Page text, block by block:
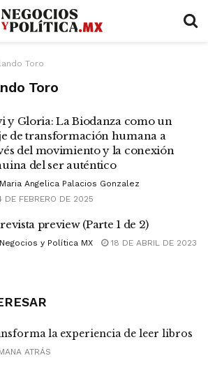
Toro
Toro
y Gloria: La Biodanza como un
de transformación humana a
del movimiento y la conexión
del ser auténtico
Maria Angelica Palacios Gonzalez
FEBRERO DE 2025
preview (Parte 1 de 2)
Negocios y Política MX 18 DE ABRIL DE 2023
la experiencia de leer libros
ATRÁS